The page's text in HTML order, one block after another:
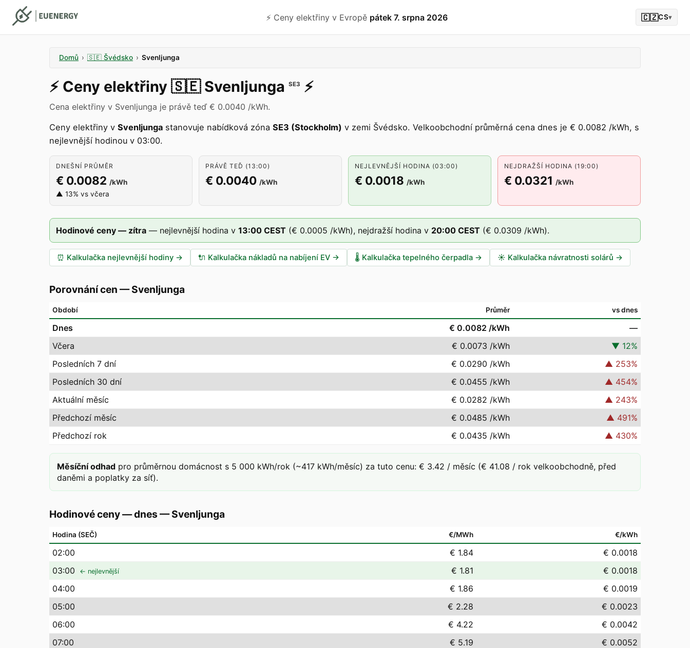
⚡️ Ceny elektřiny v Evropě pátek 7. srpna 2026 🇨🇿CS▾
Domů › 🇸🇪 Švédsko › Svenljunga
⚡️ Ceny elektřiny 🇸🇪 Svenljunga SE3 ⚡️
Cena elektřiny v Svenljunga je právě teď € 0.0040 /kWh.
Ceny elektřiny v Svenljunga stanovuje nabídková zóna SE3 (Stockholm) v zemi Švédsko. Velkoobchodní průměrná cena dnes je € 0.0082 /kWh, s
nejlevnější hodinou v 03:00.
DNEŠNÍ PRŮMĚR
€ 0.0082 /kWh
▲ 13% vs včera
PRÁVĚ TEĎ (13:00)
€ 0.0040 /kWh
NEJLEVNĚJŠÍ HODINA (03:00)
€ 0.0018 /kWh
NEJDRAŽŠÍ HODINA (19:00)
€ 0.0321 /kWh
Hodinové ceny — zítra — nejlevnější hodina v 13:00 CEST (€ 0.0005 /kWh), nejdražší hodina v 20:00 CEST (€ 0.0309 /kWh).
⏰ Kalkulačka nejlevnější hodiny → 🔌 Kalkulačka nákladů na nabíjení EV → 🌡️ Kalkulačka tepelného čerpadla → ☀️ Kalkulačka návratnosti solárů →
Porovnání cen —Svenljunga
Období Průměr vs dnes
Dnes € 0.0082 /kWh
—
Včera
€ 0.0073 /kWh ▼ 12%
Posledních 7 dní
€ 0.0290 /kWh ▲ 253%
Posledních 30 dní
€ 0.0455 /kWh ▲ 454%
Aktuální měsíc
€ 0.0282 /kWh ▲ 243%
Předchozí měsíc
€ 0.0485 /kWh ▲ 491%
Předchozí rok
€ 0.0435 /kWh ▲ 430%
Měsíční odhad pro průměrnou domácnost s 5 000 kWh/rok (~417 kWh/měsíc) za tuto cenu: € 3.42 / měsíc (€ 41.08 / rok velkoobchodně, před
daněmi a poplatky za síť).
Hodinové ceny — dnes —Svenljunga
Hodina (SEČ) €/MWh €/kWh
02:00 € 1.84
€ 0.0018
03:00 ← nejlevnější € 1.81
€ 0.0018
04:00 € 1.86
€ 0.0019
05:00 € 2.28
€ 0.0023
06:00 € 4.22
€ 0.0042
07:00 € 5.19
€ 0.0052